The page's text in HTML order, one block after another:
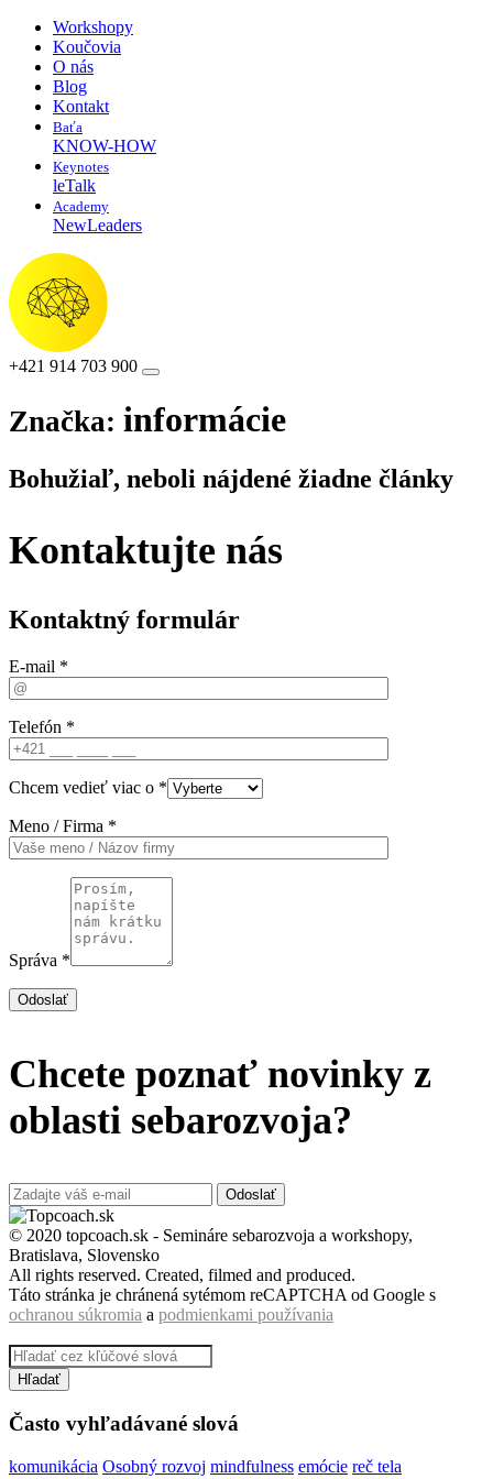
Workshopy
Koučovia
O nás
Blog
Kontakt
Baťa
KNOW-HOW
Keynotes
leTalk
Academy
NewLeaders
+421 914 703 900
Značka: informácie
Bohužiaľ, neboli nájdené žiadne články
Kontaktujte nás
Kontaktný formulár
E-mail *
Telefón *
Chcem vedieť viac o *
Meno / Firma *
Správa *
Odoslať
Chcete poznať novinky z
oblasti sebarozvoja?
Odoslať
© 2020 topcoach.sk - Semináre sebarozvoja a workshopy,
Bratislava, Slovensko
All rights reserved. Created, filmed and produced.
Táto stránka je chránená sytémom reCAPTCHA od Google s
ochranou súkromia a podmienkami používania
Hľadať
Často vyhľadávané slová
komunikácia Osobný rozvoj mindfulness emócie reč tela